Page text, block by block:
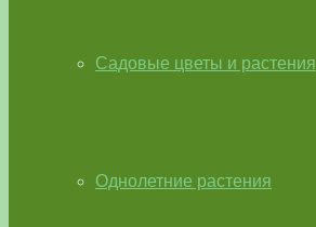
Садовые цветы и растения
Однолетние растения